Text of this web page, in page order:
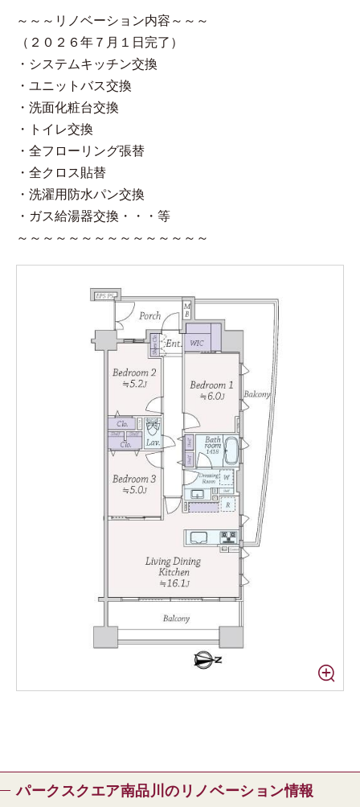
～～～リノベーション内容～～～
（２０２６年７月１日完了）
・システムキッチン交換
・ユニットバス交換
・洗面化粧台交換
・トイレ交換
・全フローリング張替
・全クロス貼替
・洗濯用防水パン交換
・ガス給湯器交換・・・等
～～～～～～～～～～～～～～～
パークスクエア南品川のリノベーション情報